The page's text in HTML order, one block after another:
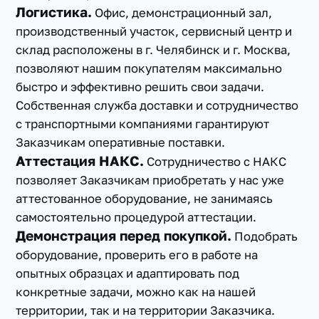
Логистика. Офис, демонстрационный зал,
производственный участок, сервисный центр и
склад расположены в г. Челябинск и г. Москва,
позволяют нашим покупателям максимально
быстро и эффективно решить свои задачи.
Собственная служба доставки и сотрудничество
с транспортными компаниями гарантируют
Заказчикам оперативные поставки.
Аттестация НАКС. Сотрудничество с НАКС
позволяет Заказчикам приобретать у нас уже
аттестованное оборудование, не занимаясь
самостоятельно процедурой аттестации.
Демонстрация перед покупкой. Подобрать
оборудование, проверить его в работе на
опытных образцах и адаптировать под
конкретные задачи, можно как на нашей
территории, так и на территории Заказчика.